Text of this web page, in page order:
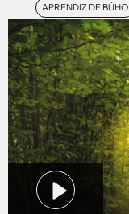
APRENDIZ DE BÚHO